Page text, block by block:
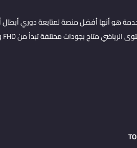
هو أنها أفضل منصة لمتابعة دوري أبطال